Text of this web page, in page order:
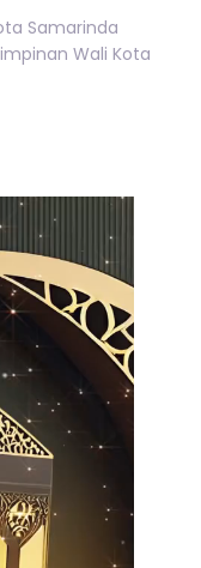
Samarinda
Wali Kota